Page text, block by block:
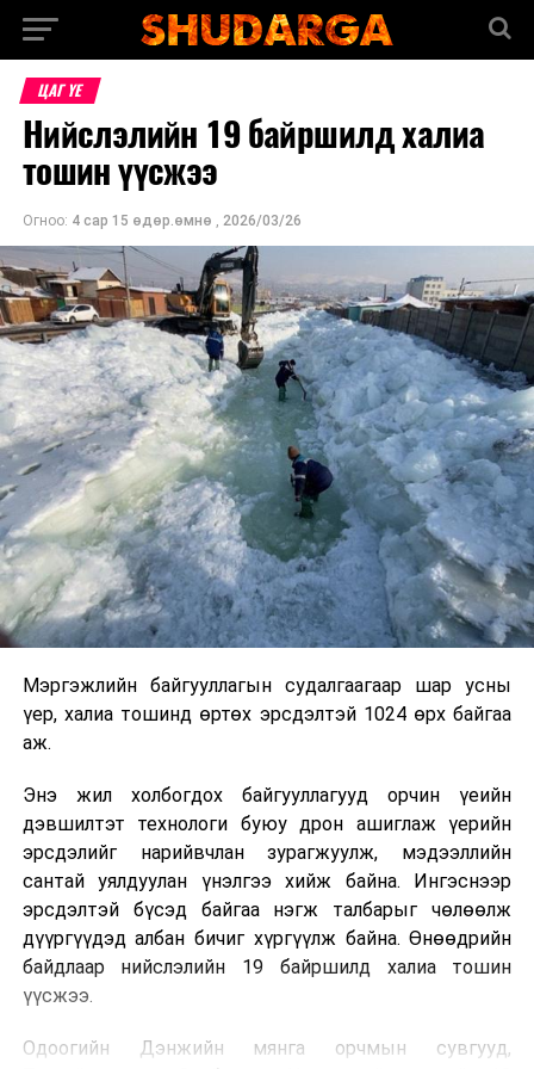
ЦАГ ҮЕ
Нийслэлийн 19 байршилд халиа
тошин үүсжээ
Огноо: 4 сар 15 өдөр.өмнө , 2026/03/26
Мэргэжлийн байгууллагын судалгаагаар шар усны
үер, халиа тошинд өртөх эрсдэлтэй 1024 өрх байгаа
аж.
Энэ жил холбогдох байгууллагууд орчин үеийн
дэвшилтэт технологи буюу дрон ашиглаж үерийн
эрсдэлийг нарийвчлан зурагжуулж, мэдээллийн
сантай уялдуулан үнэлгээ хийж байна. Ингэснээр
эрсдэлтэй бүсэд байгаа нэгж талбарыг чөлөөлж
дүүргүүдэд албан бичиг хүргүүлж байна. Өнөөдрийн
байдлаар нийслэлийн 19 байршилд халиа тошин
үүсжээ.
Одоогийн Дэнжийн мянга орчмын сувгууд,